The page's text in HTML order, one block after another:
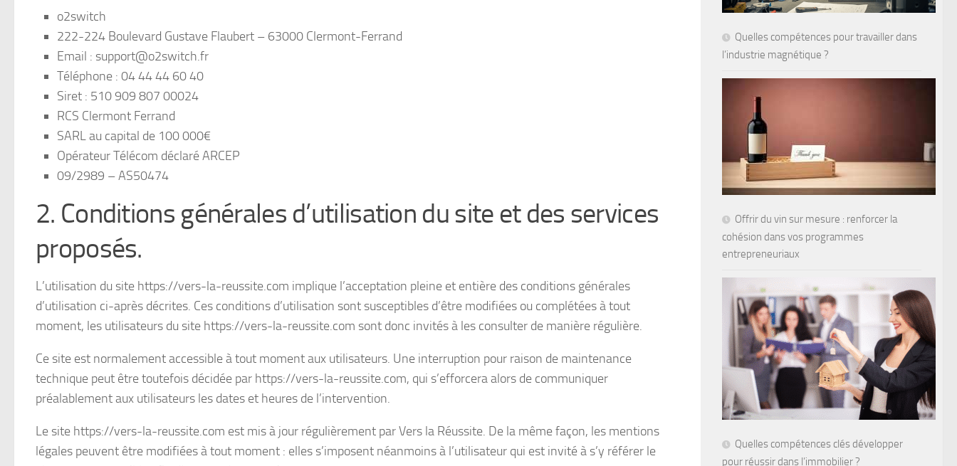
o2switch
222-224 Boulevard Gustave Flaubert – 63000 Clermont-Ferrand
Email : support@o2switch.fr
Téléphone : 04 44 44 60 40
Siret : 510 909 807 00024
RCS Clermont Ferrand
SARL au capital de 100 000€
Opérateur Télécom déclaré ARCEP
09/2989 – AS50474
2. Conditions générales d’utilisation du site et des services
proposés.
L’utilisation du site https://vers-la-reussite.com implique l’acceptation pleine et entière des conditions générales
d’utilisation ci-après décrites. Ces conditions d’utilisation sont susceptibles d’être modifiées ou complétées à tout
moment, les utilisateurs du site https://vers-la-reussite.com sont donc invités à les consulter de manière régulière.
Ce site est normalement accessible à tout moment aux utilisateurs. Une interruption pour raison de maintenance
technique peut être toutefois décidée par https://vers-la-reussite.com, qui s’efforcera alors de communiquer
préalablement aux utilisateurs les dates et heures de l’intervention.
Le site https://vers-la-reussite.com est mis à jour régulièrement par Vers la Réussite. De la même façon, les mentions
légales peuvent être modifiées à tout moment : elles s’imposent néanmoins à l’utilisateur qui est invité à s’y référer le
Quelles compétences pour travailler dans
l’industrie magnétique ?
Offrir du vin sur mesure : renforcer la
cohésion dans vos programmes
entrepreneuriaux
Quelles compétences clés développer
pour réussir dans l’immobilier ?